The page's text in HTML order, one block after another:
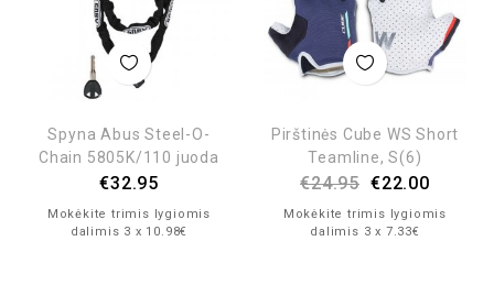
Spyna Abus Steel-O-
Chain 5805K/110 juoda
€32.95
Mokėkite trimis lygiomis
dalimis 3 x 10.98€
Pirštinės Cube WS Short
Teamline, S(6)
€24.95 €22.00
Mokėkite trimis lygiomis
dalimis 3 x 7.33€